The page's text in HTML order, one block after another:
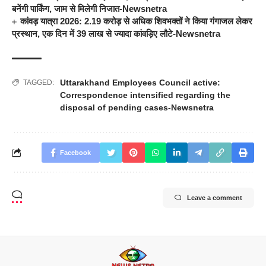
बनेंगी पार्किंग, जाम से मिलेगी निजात-Newsnetra
कांवड़ यात्रा 2026: 2.19 करोड़ से अधिक शिवभक्तों ने किया गंगाजल लेकर
प्रस्थान, एक दिन में 39 लाख से ज्यादा कांवड़िए लौटे-Newsnetra
TAGGED:
Uttarakhand Employees Council active:
Correspondence intensified regarding the
disposal of pending cases-Newsnetra
Facebook
Leave a comment